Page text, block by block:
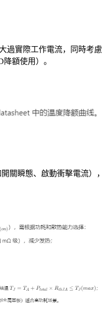
過實際工作電流，同時考慮
額使用）。
關瞬態、啟動衝擊電流），